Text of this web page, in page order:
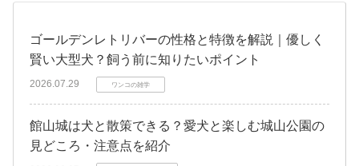
ゴールデンレトリバーの性格と特徴を解説｜優しく
賢い大型犬？飼う前に知りたいポイント
2026.07.29 ワンコの雑学
館山城は犬と散策できる？愛犬と楽しむ城山公園の
見どころ・注意点を紹介